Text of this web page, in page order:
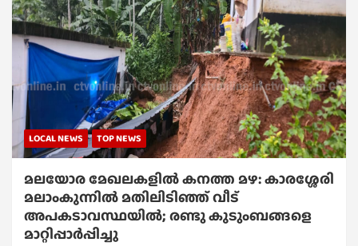
LOCAL NEWS TOP NEWS
മലയോര മേഖലകളിൽ കനത്ത മഴ: കാരശ്ശേരി
മലാംകുന്നിൽ മതിലിടിഞ്ഞ് വീട്
അപകടാവസ്ഥയിൽ; രണ്ടു കുടുംബങ്ങളെ
മാറ്റിപ്പാർപ്പിച്ചു